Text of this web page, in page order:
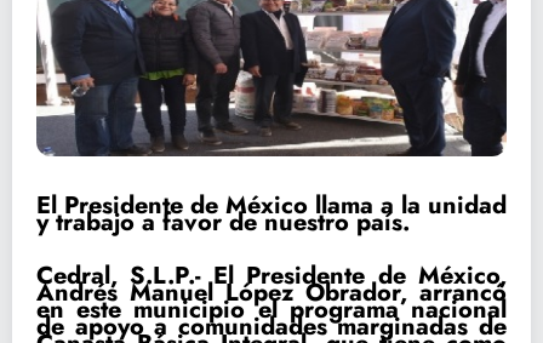
El Presidente de México llama a la unidad
y trabajo a favor de nuestro país.
Cedral, S.L.P.- El Presidente de México,
Andrés Manuel López Obrador, arrancó
en este municipio el programa nacional
de apoyo a comunidades marginadas de